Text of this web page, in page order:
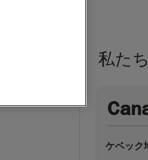
私た
ケベック